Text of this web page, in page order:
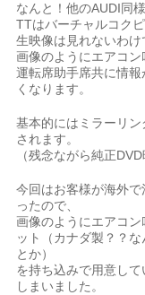
なんと！他のAUDI同
TTはバーチャルコク
生映像は見れないわけ
画像のようにエアコン
運転席助手席共に情報
くなります。
基本的にはミラーリ
されます。
（残念ながら純正
今回はお客様が海外
ったので、
画像のようにエアコ
ット（カナダ製？？な
とか）
を持ち込みで用意し
しまいました。